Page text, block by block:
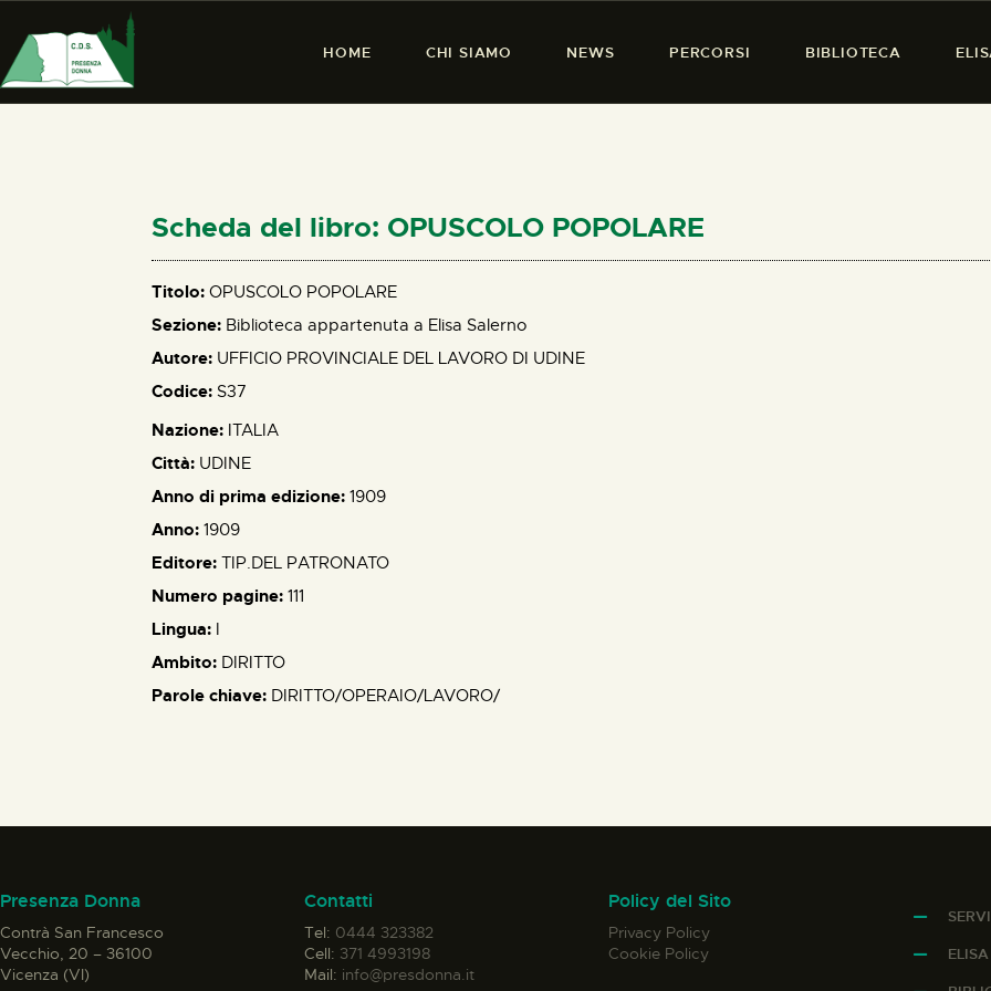
HOME CHI SIAMO NEWS PERCORSI BIBLIOTECA
PRESENZA DONNA
PERCORSI
BIBLIOTECA
ELISA SALERNO
Scheda del libro: OPUSCOLO POPOLARE
Titolo: OPUSCOLO POPOLARE
Sezione: Biblioteca appartenuta a Elisa Salerno
Autore: UFFICIO PROVINCIALE DEL LAVORO DI UDINE
Codice: S37
Nazione: ITALIA
Città: UDINE
Anno di prima edizione: 1909
Anno: 1909
Editore: TIP.DEL PATRONATO
Numero pagine: 111
Lingua:
Ambito: DIRITTO
Parole chiave: DIRITTO/OPERAIO/LAVORO/
Presenza Donna
Contrà San Francesco
Vecchio, 20 – 36100
Vicenza (VI)
Contatti
Tel: 0444 323382
Cell: 371 4993198
Mail: info@presdonna.it
Policy del Sito
Privacy Policy
Cookie Policy